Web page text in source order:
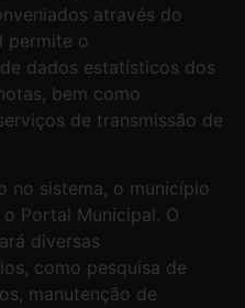
através do
permite o
dados estatísticos dos
bem como
de transmissão de
no sistema, o município
Portal Municipal. O
diversas
como pesquisa de
manutenção de